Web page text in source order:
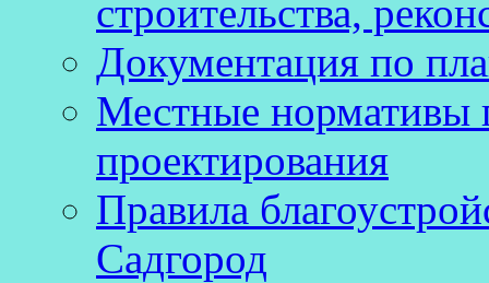
строительства,
Документация по
Местные нормативы
проектирования
Правила
Садгород